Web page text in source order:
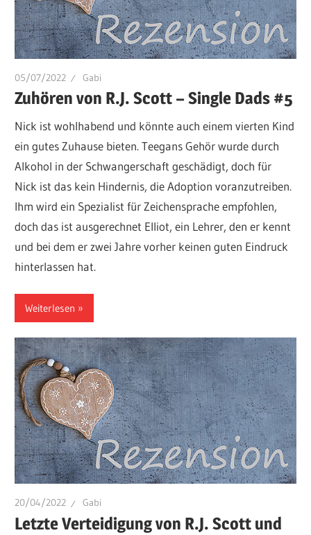
05/07/2022 Gabi
Zuhören von R.J. Scott – Single Dads #5
Nick ist wohlhabend und könnte auch einem vierten Kind
ein gutes Zuhause bieten. Teegans Gehör wurde durch
Alkohol in der Schwangerschaft geschädigt, doch für
Nick ist das kein Hindernis, die Adoption voranzutreiben.
Ihm wird ein Spezialist für Zeichensprache empfohlen,
doch das ist ausgerechnet Elliot, ein Lehrer, den er kennt
und bei dem er zwei Jahre vorher keinen guten Eindruck
hinterlassen hat.
Weiterlesen
20/04/2022 Gabi
Letzte Verteidigung von R.J. Scott und